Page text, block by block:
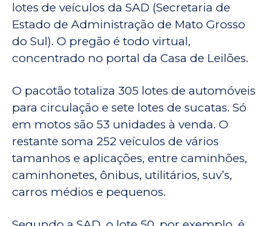
lotes de veículos da SAD (Secretaria de
Estado de Administração de Mato Grosso
do Sul). O pregão é todo virtual,
concentrado no portal da Casa de Leilões.
O pacotão totaliza 305 lotes de automóveis
para circulação e sete lotes de sucatas. Só
em motos são 53 unidades à venda. O
restante soma 252 veículos de vários
tamanhos e aplicações, entre caminhões,
caminhonetes, ônibus, utilitários, suv’s,
carros médios e pequenos.